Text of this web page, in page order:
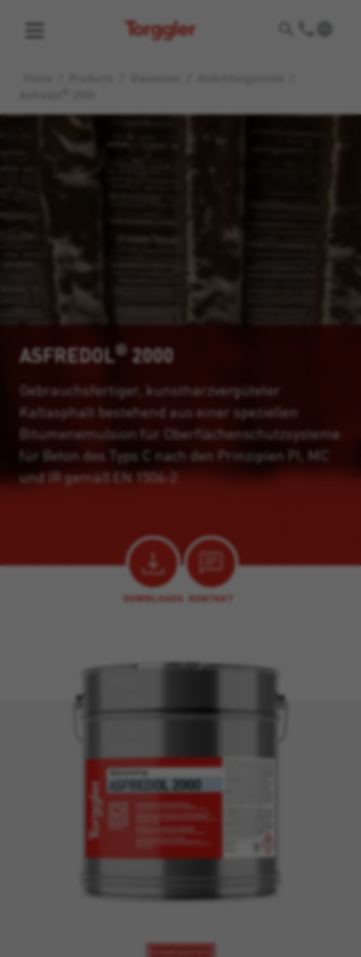
Torggler
ASFREDOL® 2000
Gebrauchsfertiger, kunstharzvergüteter
Kaltasphalt bestehend aus einer speziellen
Bitumenemulsion für Oberflächenschutzsysteme
für Beton des Typs C nach den Prinzipien PI, MC
und IR gemäß EN 1504-2.
DOWNLOADS KONTAKT